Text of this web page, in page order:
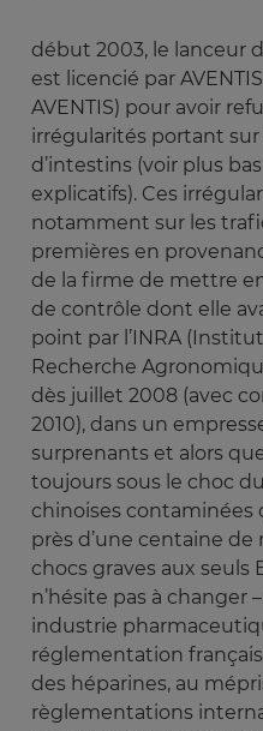
début 2003, le lanceur
est licencié par
AVENTIS) pour avoir
irrégularités portant
d’intestins (voir plus
explicatifs). Ces
notamment sur les
premières en
de la firme de mettre
de contrôle dont elle
point par l’INRA
Recherche
dès juillet 2008 (avec
2010), dans un
surprenants et alors
toujours sous le choc
chinoises contaminées
près d’une centaine
chocs graves aux seuls
n’hésite pas à changer
industrie
réglementation
des héparines, au
règlementations